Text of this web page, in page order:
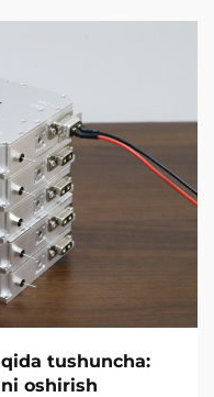
tushuncha:
oshirish